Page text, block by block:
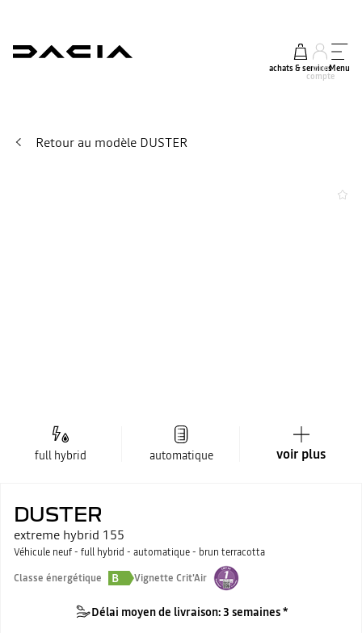
achats & services
mon
compte
Menu
Retour au modèle DUSTER
full hybrid automatique voir plus
DUSTER
extreme hybrid 155
Véhicule neuf - full hybrid - automatique - brun terracotta
Classe énergétique
B Vignette Crit'Air
Délai moyen de livraison: 3 semaines *